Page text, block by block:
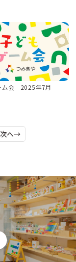
ム会 2025年7月
次へ→